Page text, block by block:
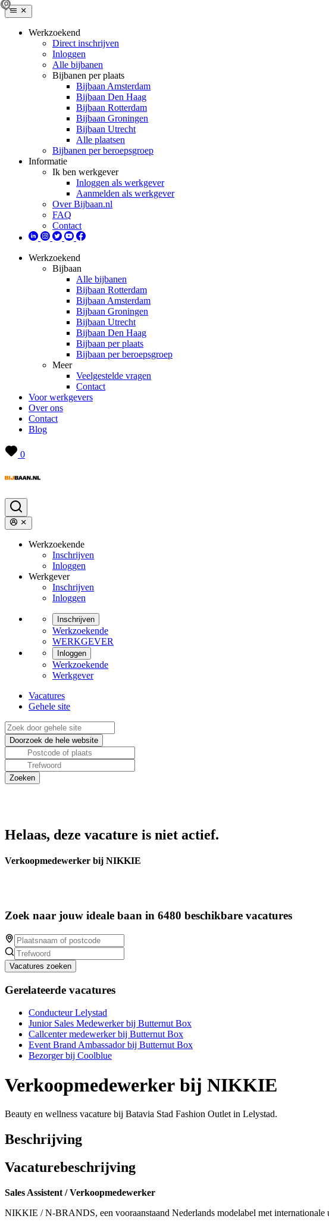
Werkzoekend
Direct inschrijven
Inloggen
Alle bijbanen
Bijbanen per plaats
Bijbaan Amsterdam
Bijbaan Den Haag
Bijbaan Rotterdam
Bijbaan Groningen
Bijbaan Utrecht
Alle plaatsen
Bijbanen per beroepsgroep
Informatie
Ik ben werkgever
Inloggen als werkgever
Aanmelden als werkgever
Over Bijbaan.nl
FAQ
Contact
Werkzoekend
Bijbaan
Alle bijbanen
Bijbaan Rotterdam
Bijbaan Amsterdam
Bijbaan Groningen
Bijbaan Utrecht
Bijbaan Den Haag
Bijbaan per plaats
Bijbaan per beroepsgroep
Meer
Veelgestelde vragen
Contact
Voor werkgevers
Over ons
Contact
Blog
0
Werkzoekende
Inschrijven
Inloggen
Werkgever
Inschrijven
Inloggen
Inschrijven
Werkzoekende
WERKGEVER
Inloggen
Werkzoekende
Werkgever
Vacatures
Gehele site
Helaas, deze vacature is niet actief.
Verkoopmedewerker bij NIKKIE
Zoek naar jouw ideale baan in 6480 beschikbare vacatures
Vacatures zoeken
Gerelateerde vacatures
Conducteur Lelystad
Junior Sales Medewerker bij Butternut Box
Callcenter medewerker bij Butternut Box
Event Brand Ambassador bij Butternut Box
Bezorger bij Coolblue
Verkoopmedewerker bij NIKKIE
Beauty en wellness vacature bij Batavia Stad Fashion Outlet in Lelystad.
Beschrijving
Vacaturebeschrijving
Sales Assistent / Verkoopmedewerker
NIKKIE / N-BRANDS, een vooraanstaand Nederlands modelabel met internationale